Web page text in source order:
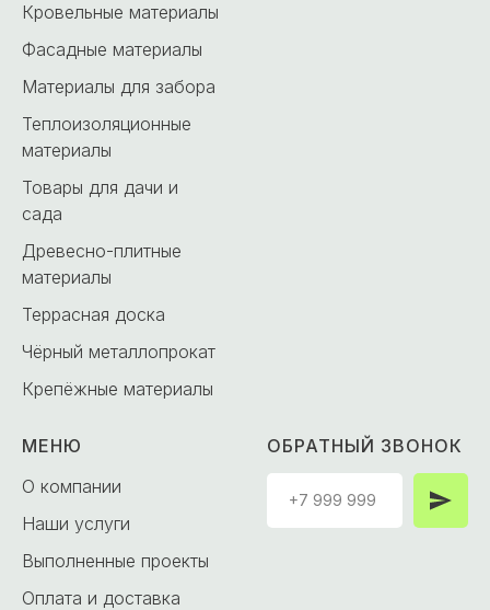
Кровельные материалы
Фасадные материалы
Материалы для забора
Теплоизоляционные
материалы
Товары для дачи и
сада
Древесно-плитные
материалы
Террасная доска
Чёрный металлопрокат
Крепёжные материалы
МЕНЮ
О компании
Наши услуги
Выполненные проекты
Оплата и доставка
ОБРАТНЫЙ ЗВОНОК